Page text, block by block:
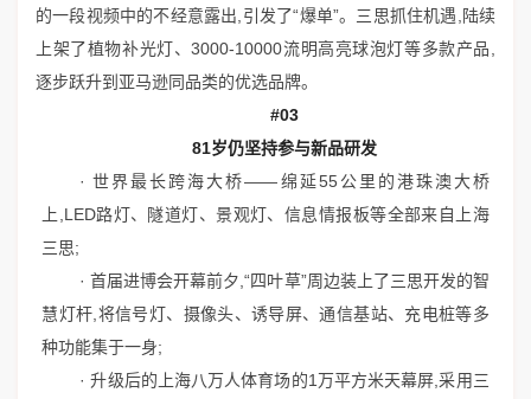
的一段视频中的不经意露出,引发了“爆单”。三思抓住机遇,陆续
上架了植物补光灯、3000-10000流明高亮球泡灯等多款产品,
逐步跃升到亚马逊同品类的优选品牌。
#03
81岁仍坚持参与新品研发
· 世界最长跨海大桥——绵延55公里的港珠澳大桥
上,LED路灯、隧道灯、景观灯、信息情报板等全部来自上海
三思;
· 首届进博会开幕前夕,“四叶草”周边装上了三思开发的智
慧灯杆,将信号灯、摄像头、诱导屏、通信基站、充电桩等多
种功能集于一身;
· 升级后的上海八万人体育场的1万平方米天幕屏,采用三